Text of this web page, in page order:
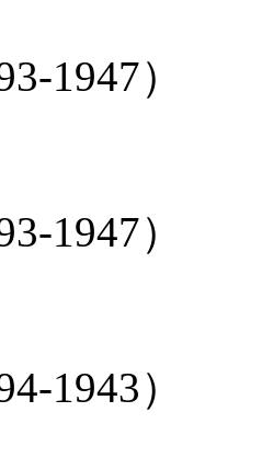
1947）
1947）
1943）